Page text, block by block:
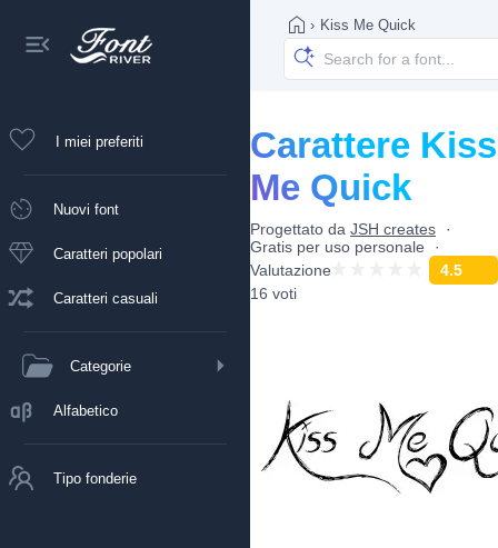
I miei preferiti
Nuovi font
Caratteri popolari
Caratteri casuali
Categorie
Alfabetico
Tipo fonderie
› Kiss Me Quick
Carattere Kiss
Me Quick
Progettato da JSH creates
Gratis per uso personale
Valutazione
4.5
16 voti